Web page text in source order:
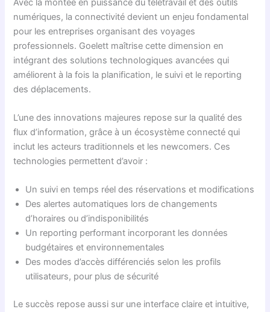
numériques, la connectivité devient un enjeu fondamental
pour les entreprises organisant des voyages
professionnels. Goelett maîtrise cette dimension en
intégrant des solutions technologiques avancées qui
améliorent à la fois la planification, le suivi et le reporting
des déplacements.
L’une des innovations majeures repose sur la qualité des
flux d’information, grâce à un écosystème connecté qui
inclut les acteurs traditionnels et les newcomers. Ces
technologies permettent d’avoir :
Un suivi en temps réel des réservations et modifications
Des alertes automatiques lors de changements
d’horaires ou d’indisponibilités
Un reporting performant incorporant les données
budgétaires et environnementales
Des modes d’accès différenciés selon les profils
utilisateurs, pour plus de sécurité
Le succès repose aussi sur une interface claire et intuitive,